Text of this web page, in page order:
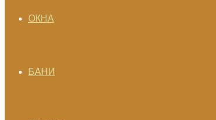
ОКНА
БАНИ